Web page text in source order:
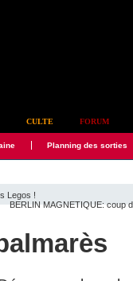
CULTE FORUM
Planning des sorties
Legos !
BERLIN MAGNETIQUE: coup